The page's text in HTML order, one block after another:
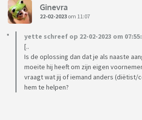
is hij blijkbaar naar de supermarkt
eten.
afvalt, maar ik voel me gekwetst dat hij
om doet. En dan wel klagen tegen mij
En nu? Een keer om lachen, schouders
gaan? Vindt ik lastig, want ik dacht dat
konden zeggen/ alles konden
Ginevra
22-02-2023 om 11:07
yette schreef op 22-02-2023 om 07:55:
[..
Is de oplossing dan dat je als naaste
moeite hij heeft om zijn eigen
vraagt wat jij of iemand anders (diëtist/
hem te helpen?